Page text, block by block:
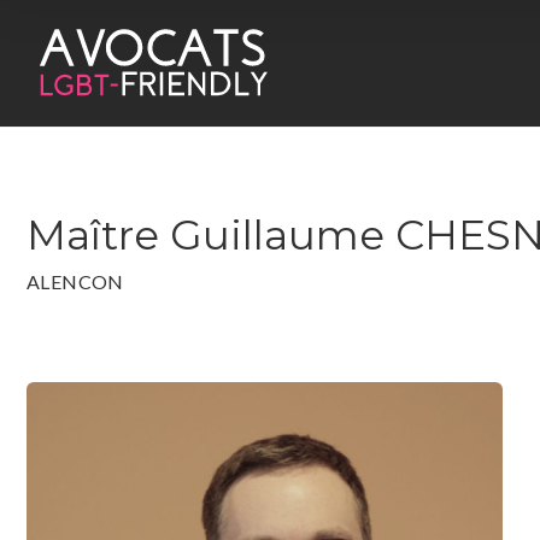
Maître Guillaume
ALENCON